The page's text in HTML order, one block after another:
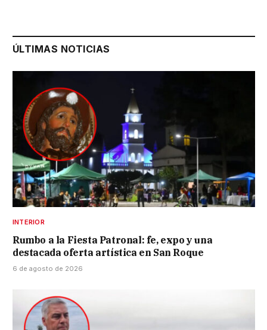
ÚLTIMAS NOTICIAS
INTERIOR
Rumbo a la Fiesta Patronal: fe, expo y una
destacada oferta artística en San Roque
6 de agosto de 2026